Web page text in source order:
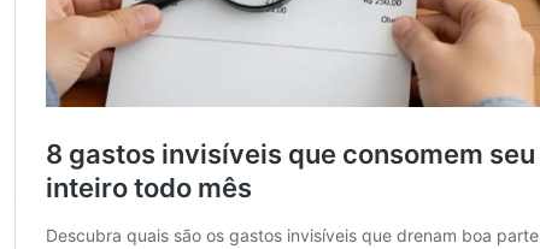
Onde comprar moeda
estrangeira com mais
economia
A escolha do canal certo influencia tanto
quanto o momento da compra na hora de